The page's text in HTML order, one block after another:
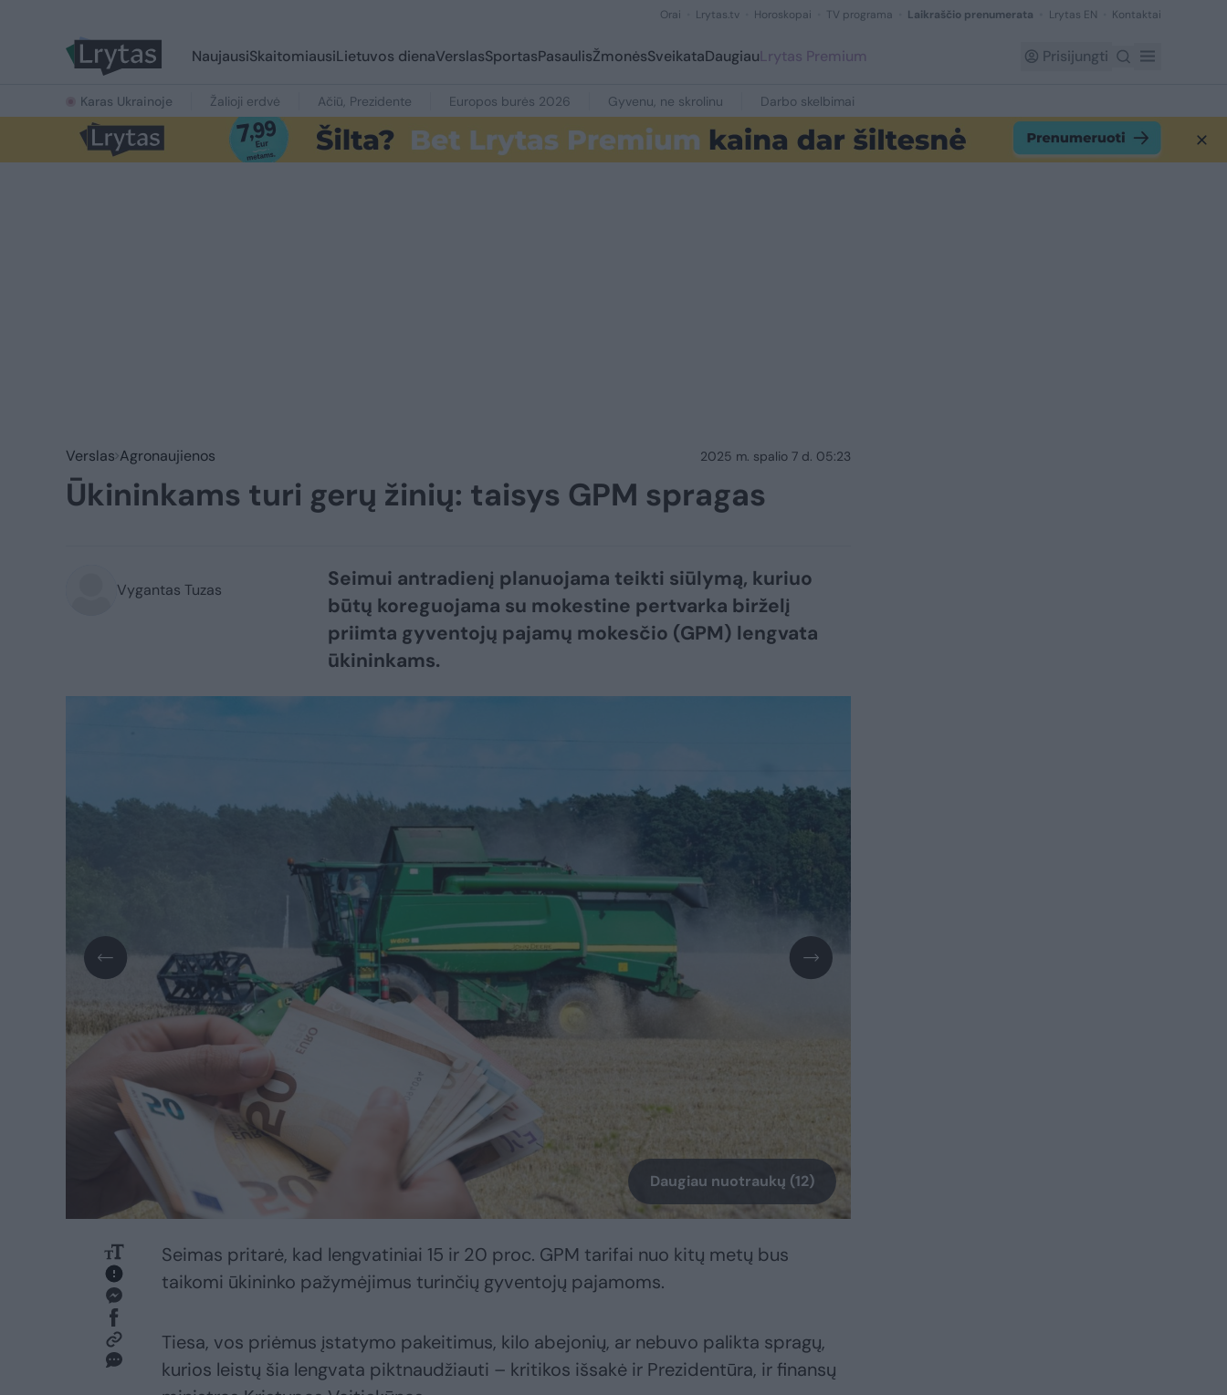
Orai Lrytas.tv Horoskopai TV programa Laikraščio prenumerata Lrytas EN Kontaktai
NaujausiSkaitomiausiLietuvos dienaVerslasSportasPasaulisŽmonėsSveikataDaugiauLrytas Premium Prisijungti
Karas Ukrainoje Žalioji erdvė Ačiū, Prezidente Europos burės 2026 Gyvenu, ne skrolinu Darbo skelbimai
Verslas Agronaujienos 2025 m. spalio 7 d. 05:23
Ūkininkams turi gerų žinių: taisys GPM spragas
Vygantas Tuzas
Seimui antradienį planuojama teikti siūlymą, kuriuo
būtų koreguojama su mokestine pertvarka birželį
priimta gyventojų pajamų mokesčio (GPM) lengvata
ūkininkams.
Daugiau nuotraukų (12)
Seimas pritarė, kad lengvatiniai 15 ir 20 proc. GPM tarifai nuo kitų metų bus
taikomi ūkininko pažymėjimus turinčių gyventojų pajamoms.
Tiesa, vos priėmus įstatymo pakeitimus, kilo abejonių, ar nebuvo palikta spragų,
kurios leistų šia lengvata piktnaudžiauti – kritikos išsakė ir Prezidentūra, ir finansų